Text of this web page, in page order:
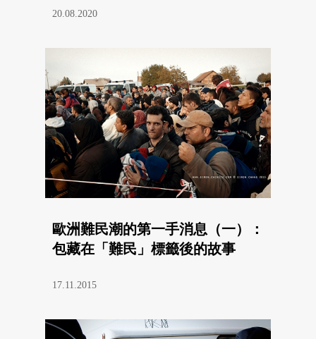
20.08.2020
歐洲難民潮的第一手消息（一）：
包藏在「難民」標籤後的故事
17.11.2015